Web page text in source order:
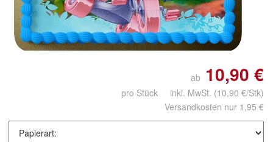
Doppelt antippen zum
vergrößern
ab 10,90 €
pro Stück inkl. MwSt. (10,90 €/Stk)
Versandkosten nur 1,95 €